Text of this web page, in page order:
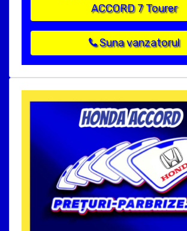
ACCORD 7 Tourer
Suna vanzatorul